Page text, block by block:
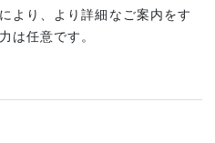
より、より詳細なご案内をす
は任意です。